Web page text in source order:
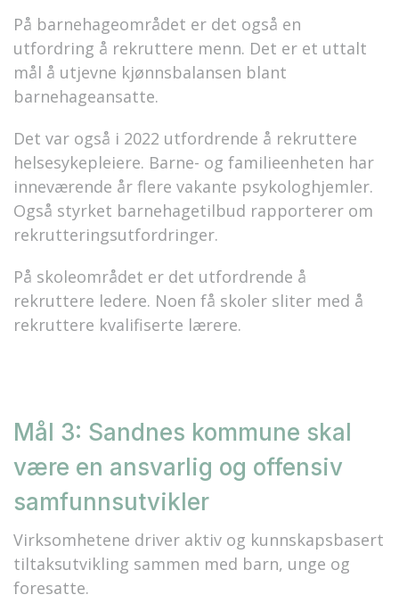
På barnehageområdet er det også en
utfordring å rekruttere menn. Det er et uttalt
mål å utjevne kjønnsbalansen blant
barnehageansatte.
Det var også i 2022 utfordrende å rekruttere
helsesykepleiere. Barne- og familieenheten har
inneværende år flere vakante psykologhjemler.
Også styrket barnehagetilbud rapporterer om
rekrutteringsutfordringer.
På skoleområdet er det utfordrende å
rekruttere ledere. Noen få skoler sliter med å
rekruttere kvalifiserte lærere.
Mål 3: Sandnes kommune skal
være en ansvarlig og offensiv
samfunnsutvikler
Virksomhetene driver aktiv og kunnskapsbasert
tiltaksutvikling sammen med barn, unge og
foresatte.